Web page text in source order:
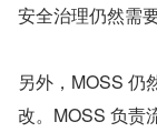
安全治理仍然需
另外，MOSS 仍
改。MOSS 负责